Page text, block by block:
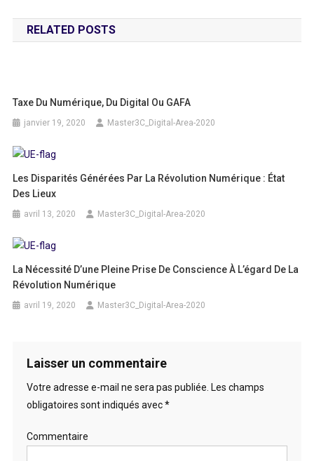
de
l’article
RELATED POSTS
Taxe Du Numérique, Du Digital Ou GAFA
janvier 19, 2020 Master3C_Digital-Area-2020
Les Disparités Générées Par La Révolution Numérique : État
Des Lieux
avril 13, 2020 Master3C_Digital-Area-2020
La Nécessité D’une Pleine Prise De Conscience À L’égard De La
Révolution Numérique
avril 19, 2020 Master3C_Digital-Area-2020
Laisser un commentaire
Votre adresse e-mail ne sera pas publiée. Les champs
obligatoires sont indiqués avec*
Commentaire